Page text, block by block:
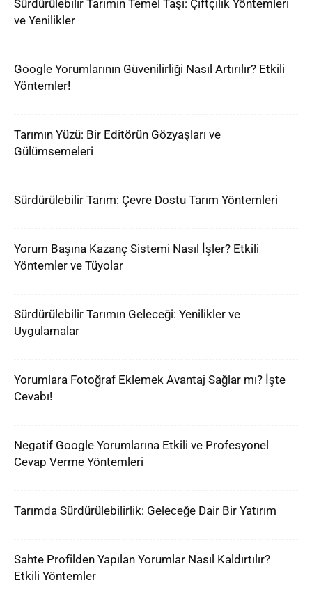
Sürdürülebilir Tarımın Temel Taşı: Çiftçilik Yöntemleri
ve Yenilikler
Google Yorumlarının Güvenilirliği Nasıl Artırılır? Etkili
Yöntemler!
Tarımın Yüzü: Bir Editörün Gözyaşları ve
Gülümsemeleri
Sürdürülebilir Tarım: Çevre Dostu Tarım Yöntemleri
Yorum Başına Kazanç Sistemi Nasıl İşler? Etkili
Yöntemler ve Tüyolar
Sürdürülebilir Tarımın Geleceği: Yenilikler ve
Uygulamalar
Yorumlara Fotoğraf Eklemek Avantaj Sağlar mı? İşte
Cevabı!
Negatif Google Yorumlarına Etkili ve Profesyonel
Cevap Verme Yöntemleri
Tarımda Sürdürülebilirlik: Geleceğe Dair Bir Yatırım
Sahte Profilden Yapılan Yorumlar Nasıl Kaldırtılır?
Etkili Yöntemler